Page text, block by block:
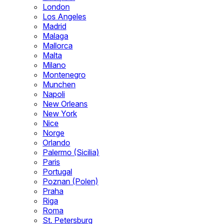
London
Los Angeles
Madrid
Malaga
Mallorca
Malta
Milano
Montenegro
Munchen
Napoli
New Orleans
New York
Nice
Norge
Orlando
Palermo (Sicilia)
Paris
Portugal
Poznan (Polen)
Praha
Riga
Roma
St. Petersburg